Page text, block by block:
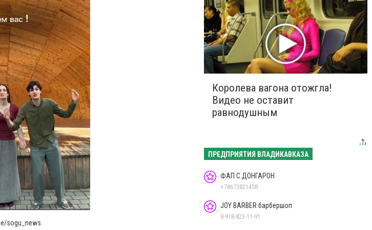
sogu_news
Королева вагона отожгла!
Видео не оставит
равнодушным
ПРЕДПРИЯТИЯ ВЛАДИКАВКАЗА
ФАП С.ДОНГАРОН
+78673821458
JOY BARBER барбершоп
8-918-823-11-91